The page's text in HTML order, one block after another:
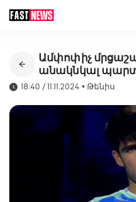
Ամփոփիչ
անակնկալ
18:40 / 11.11.2024 • Թենիս